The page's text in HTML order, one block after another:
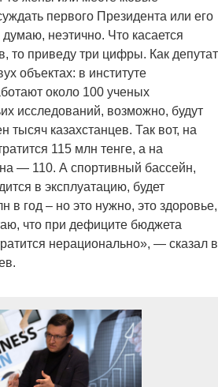
первого Президента или его
неэтично. Что касается
то приведу три цифры. Как депутат
объектах: в институте
около 100 ученых
исследований, возможно, будут
тысяч казахстанцев. Так вот, на
115 млн тенге, а на
— 110. А спортивный бассейн,
в эксплуатацию, будет
в год – но это нужно, это здоровье,
что при дефиците бюджета
нерационально», — сказал в